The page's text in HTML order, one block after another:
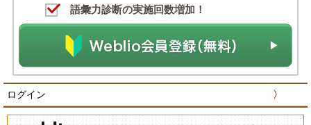
語彙力診断の実施回数増加！
ログイン 〉